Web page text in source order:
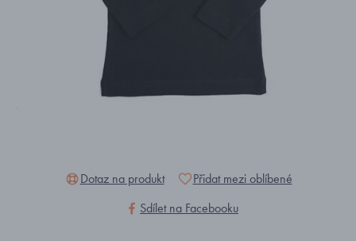
Dotaz na produkt
Přidat mezi oblíbené
Sdílet na Facebooku